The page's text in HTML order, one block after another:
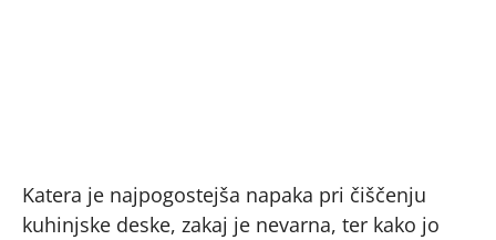
Katera je najpogostejša napaka pri čiščenju
kuhinjske deske, zakaj je nevarna, ter kako jo